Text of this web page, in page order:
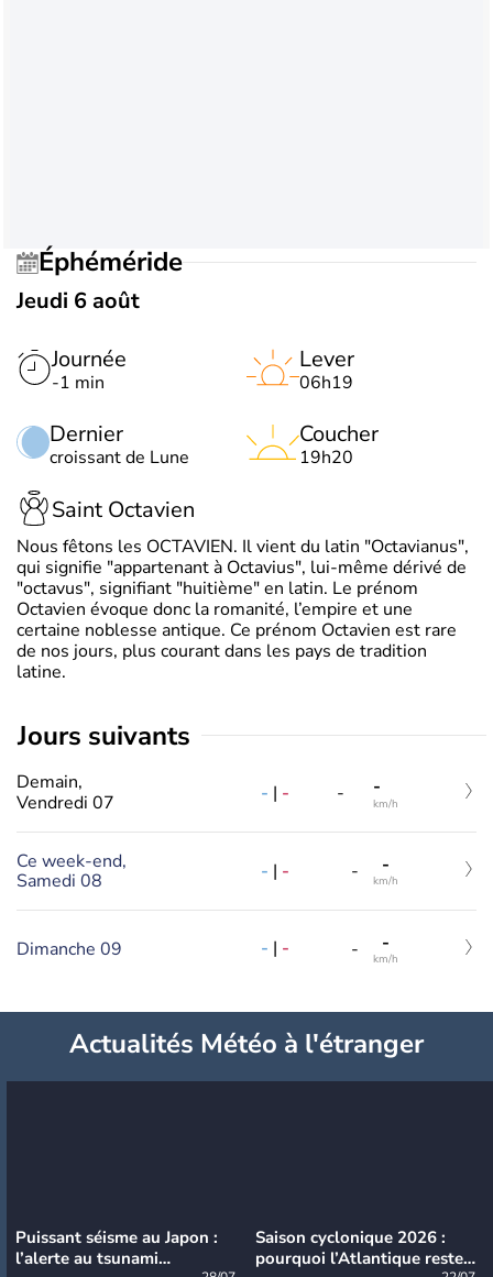
Éphéméride
Jeudi 6 août
Journée
-1 min
Dernier
croissant de Lune
Lever
06h19
Coucher
19h20
Saint Octavien
Nous fêtons les OCTAVIEN. Il vient du latin "Octavianus",
qui signifie "appartenant à Octavius", lui-même dérivé de
"octavus", signifiant "huitième" en latin. Le prénom
Octavien évoque donc la romanité, l’empire et une
certaine noblesse antique. Ce prénom Octavien est rare
de nos jours, plus courant dans les pays de tradition
latine.
jours suivants
Demain,
Vendredi 07
- | - - -
km/h
Ce week-end,
Samedi 08
- | - - -
km/h
Dimanche 09 - | - - -
km/h
Actualités Météo à l'étranger
Puissant séisme au Japon :
l’alerte au tsunami
Saison cyclonique 2026 :
pourquoi l’Atlantique reste